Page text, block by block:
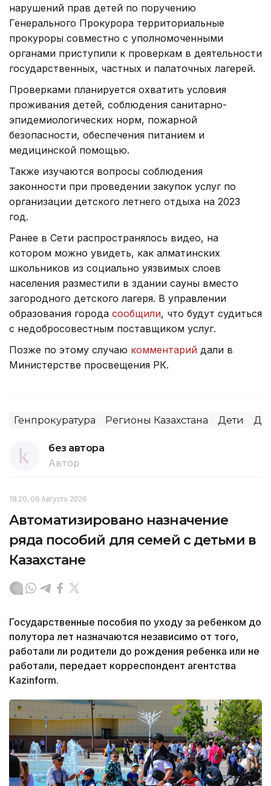
нарушений прав детей по поручению
Генерального Прокурора территориальные
прокуроры совместно с уполномоченными
органами приступили к проверкам в деятельности
государственных, частных и палаточных лагерей.
Проверками планируется охватить условия
проживания детей, соблюдения санитарно-
эпидемиологических норм, пожарной
безопасности, обеспечения питанием и
медицинской помощью.
Также изучаются вопросы соблюдения
законности при проведении закупок услуг по
организации детского летнего отдыха на 2023
год.
Ранее в Сети распространялось видео, на
котором можно увидеть, как алматинских
школьников из социально уязвимых слоев
населения разместили в здании сауны вместо
загородного детского лагеря. В управлении
образования города сообщили, что будут судиться
с недобросовестным поставщиком услуг.
Позже по этому случаю комментарий дали в
Министерстве просвещения РК.
Генпрокуратура Регионы Казахстана Дети
без автора
Автор
18:20, 06 Августа 2026
Автоматизировано назначение
ряда пособий для семей с детьми в
Казахстане
Государственные пособия по уходу за ребенком до
полутора лет назначаются независимо от того,
работали ли родители до рождения ребенка или не
работали, передает корреспондент агентства
Kazinform.